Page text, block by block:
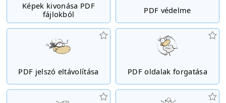
Képek kivonása PDF
fájlokból
PDF védelme
PDF jelszó eltávolítása PDF oldalak forgatása